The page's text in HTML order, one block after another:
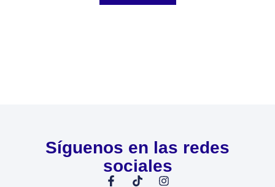
Síguenos en las redes
sociales